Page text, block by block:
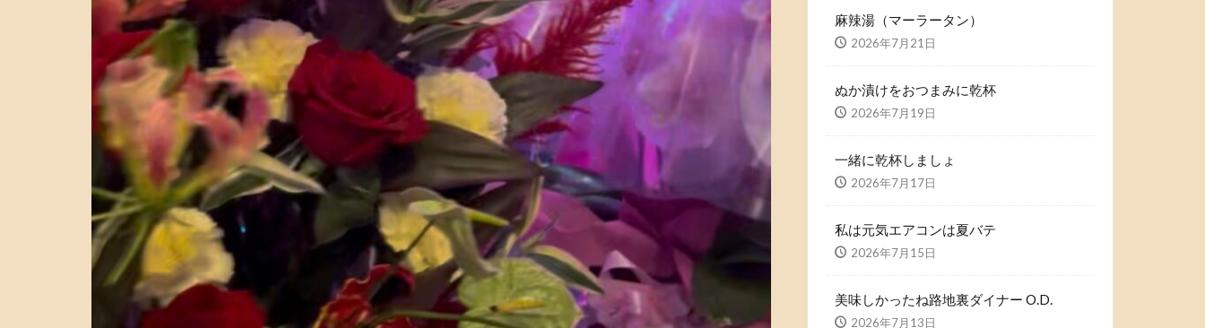
麻辣湯（マーラータン）
2026年7月21日
ぬか漬けをおつまみに乾杯
2026年7月19日
一緒に乾杯しましょ
2026年7月17日
私は元気エアコンは夏バテ
2026年7月15日
美味しかったね路地裏ダイナー O.D.
2026年7月13日